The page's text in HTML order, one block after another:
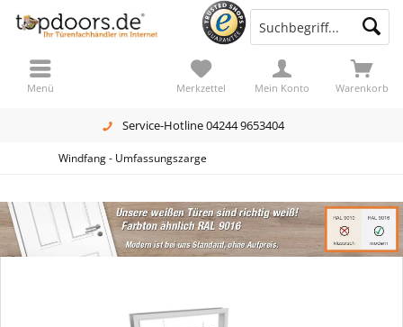
Service-Hotline 04244 9653404
Warenkorb
Merkzettel Mein Konto
Menü
Windfang - Umfassungszarge